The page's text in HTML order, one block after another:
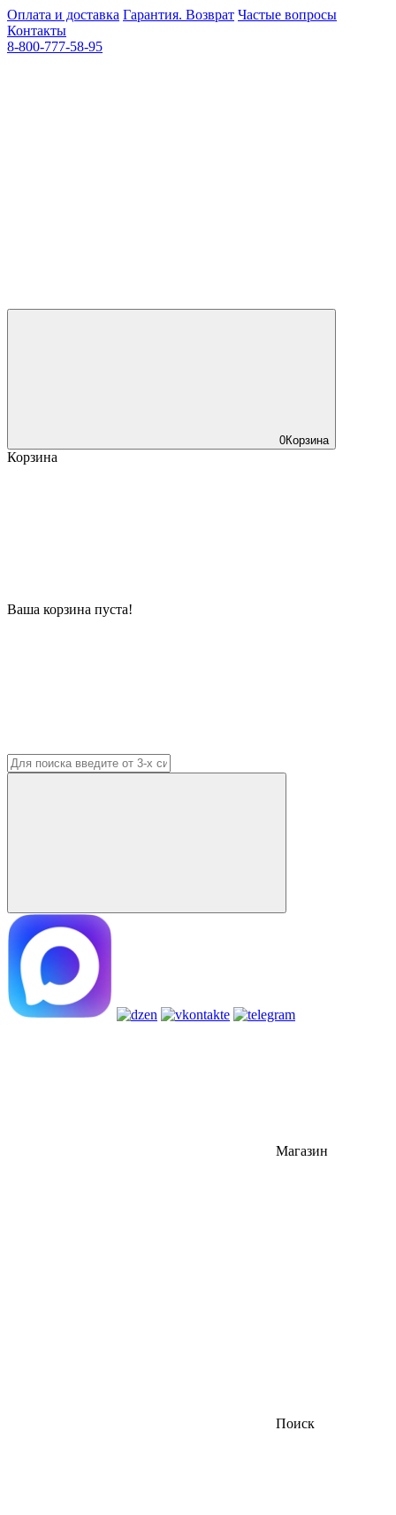
Оплата и доставка Гарантия. Возврат Частые вопросы
Контакты
8-800-777-58-95
0Корзина
Корзина
Ваша корзина пуста!
Магазин
Поиск